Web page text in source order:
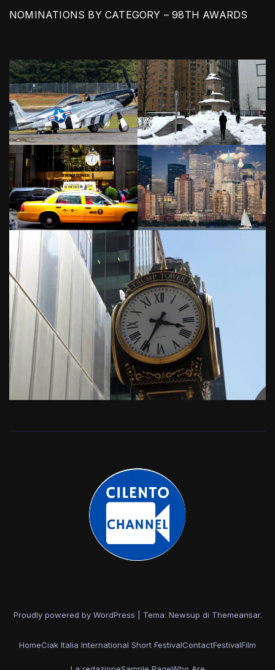
NOMINATIONS BY CATEGORY – 98TH AWARDS
Proudly powered by WordPress Tema: Newsup di Themeansar.
HomeCiak Italia International Short FestivalContactFestivalFilm